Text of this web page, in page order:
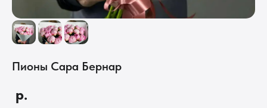
Пионы Сара Бернар
р.